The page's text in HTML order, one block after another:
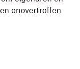
onovertroffen